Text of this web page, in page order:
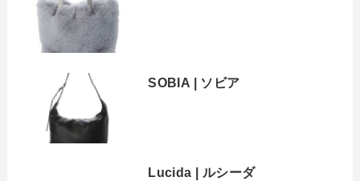
SOBIA | ソビア
Lucida | ルシーダ